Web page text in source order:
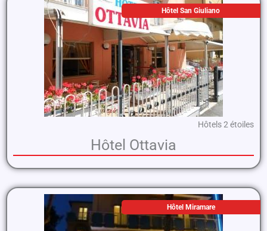
Hôtel San Giuliano
Hôtels 2 étoiles
Hôtel Ottavia
Hôtel Miramare